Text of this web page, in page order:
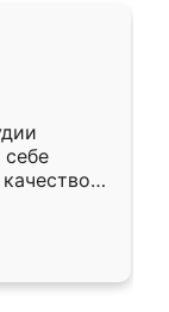
себе
почти